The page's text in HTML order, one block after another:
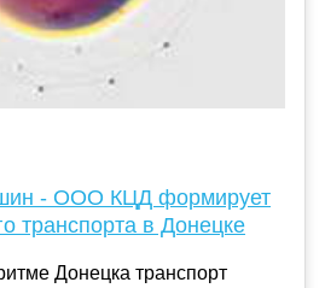
- ООО КЦД формирует
транспорта в Донецке
Донецка транспорт